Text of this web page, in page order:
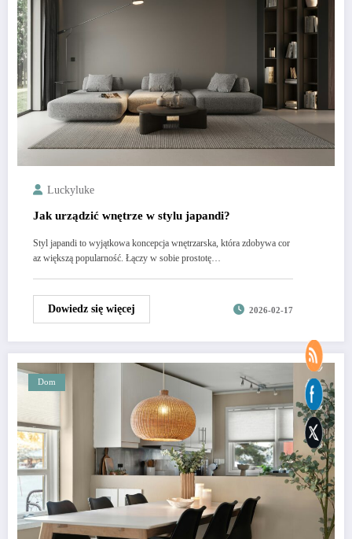
Luckyluke
Jak urządzić wnętrze w stylu japandi?
Styl japandi to wyjątkowa koncepcja wnętrzarska, która zdobywa cor
az większą popularność. Łączy w sobie prostotę…
Dowiedz się więcej 2026-02-17
Dom